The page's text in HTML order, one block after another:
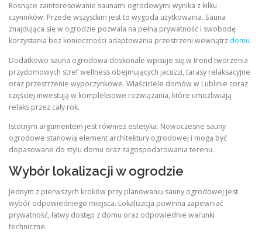
Rosnące zainteresowanie saunami ogrodowymi wynika z kilku
czynników. Przede wszystkim jest to wygoda użytkowania. Sauna
znajdująca się w ogrodzie pozwala na pełną prywatność i swobodę
korzystania bez konieczności adaptowania przestrzeni wewnątrz domu.
Dodatkowo sauna ogrodowa doskonale wpisuje się w trend tworzenia
przydomowych stref wellness obejmujących jacuzzi, tarasy relaksacyjne
oraz przestrzenie wypoczynkowe. Właściciele domów w Lublinie coraz
częściej inwestują w kompleksowe rozwiązania, które umożliwiają
relaks przez cały rok.
Istotnym argumentem jest również estetyka. Nowoczesne sauny
ogrodowe stanowią element architektury ogrodowej i mogą być
dopasowane do stylu domu oraz zagospodarowania terenu.
Wybór lokalizacji w ogrodzie
Jednym z pierwszych kroków przy planowaniu sauny ogrodowej jest
wybór odpowiedniego miejsca. Lokalizacja powinna zapewniać
prywatność, łatwy dostęp z domu oraz odpowiednie warunki
techniczne.